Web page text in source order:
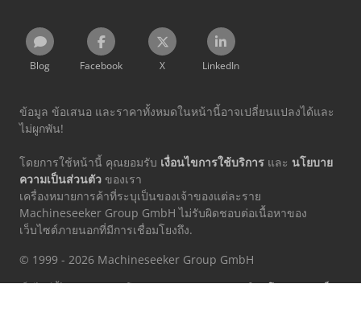
Blog Facebook X LinkedIn
ข้อมูล ข้อเสนอ และราคาทั้งหมดในหน้านี้อาจเปลี่ยนแปลงได้และ
ไม่ผูกพัน!
โดยการใช้หน้านี้ คุณยอมรับ เงื่อนไขการใช้บริการ และ นโยบาย
ความเป็นส่วนตัว ของเรา
เครื่องหมายการค้าที่ระบุเป็นของเจ้าของแต่ละราย
Machineseeker Group GmbH ไม่รับผิดชอบต่อเนื้อหาของ
เว็บไซต์ภายนอกที่มีการเชื่อมโยงถึง.
© 1999 - 2026 Machineseeker Group GmbH
เว็บไซต์นี้ได้รับการปกป้องโดย reCAPTCHA และอยู่ภายใต้นโยบายความเป็น